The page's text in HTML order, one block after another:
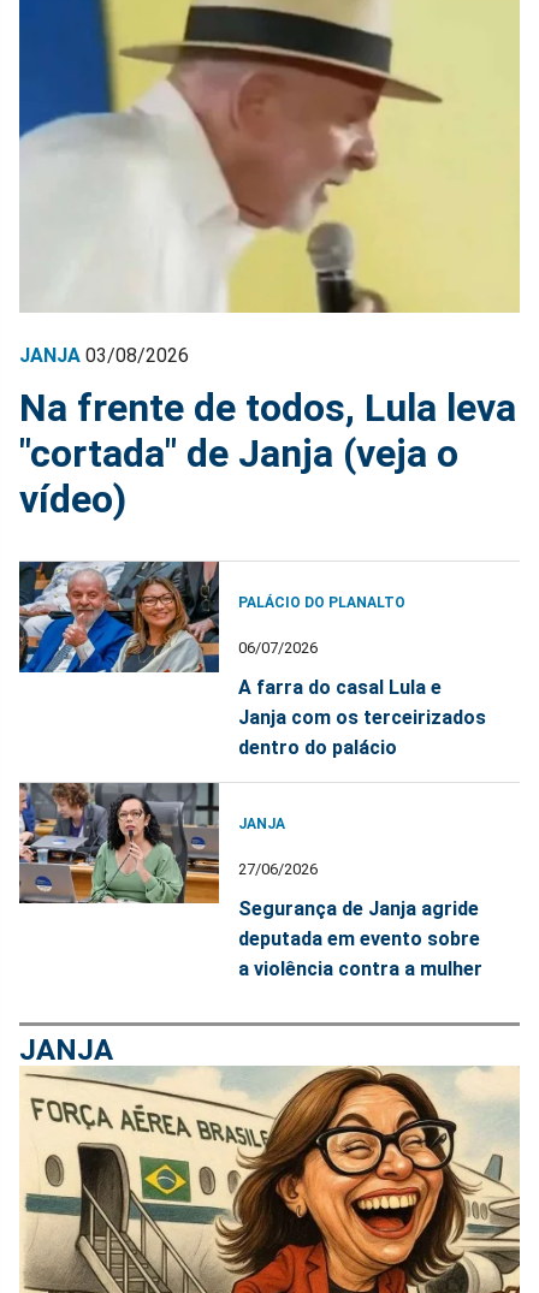
JANJA 03/08/2026
Na frente de todos, Lula leva
"cortada" de Janja (veja o
vídeo)
PALÁCIO DO PLANALTO
06/07/2026
A farra do casal Lula e
Janja com os terceirizados
dentro do palácio
JANJA
27/06/2026
Segurança de Janja agride
deputada em evento sobre
a violência contra a mulher
JANJA